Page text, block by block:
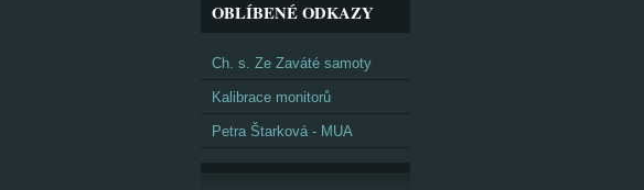
OBLÍBENÉ ODKAZY
Ch. s. Ze Zaváté samoty
Kalibrace monitorů
Petra Štarková - MUA